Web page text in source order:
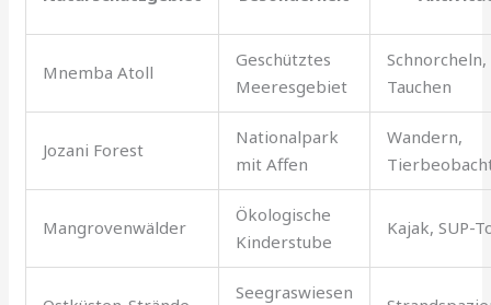
Mnemba Atoll
Geschütztes
Meeresgebiet
Schnorcheln,
Tauchen
Jozani Forest
Nationalpark
mit Affen
Wandern,
Mangrovenwälder
Ökologische
Kinderstube
Kajak, SUP-
Seegraswiesen